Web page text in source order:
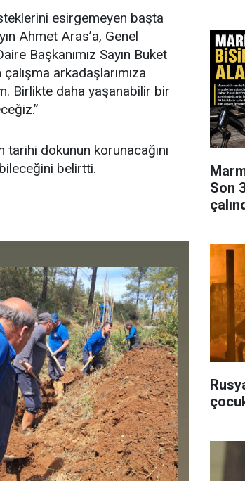
esirgemeyen başta
Ahmet Aras’a, Genel
Başkanımız Sayın Buket
arkadaşlarımıza
Birlikte daha yaşanabilir bir
tarihi dokunun korunacağını
belirtti.
Son